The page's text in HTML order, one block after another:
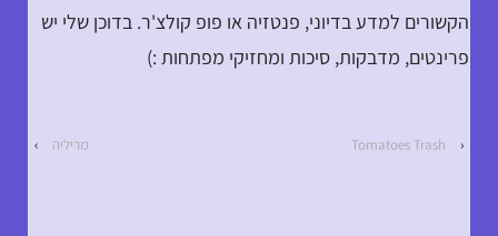
הקשורים למדע בדיוני, פנטזיה או פופ קולצ'ר. בדוכן שלי יש
פרינטים, מדבקות, סיכות ומחזיקי מפתחות :)
‹
Tomatoes Trash מריליה ›